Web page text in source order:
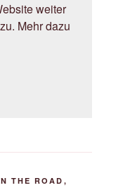
weiter
Mehr dazu
THE ROAD ,